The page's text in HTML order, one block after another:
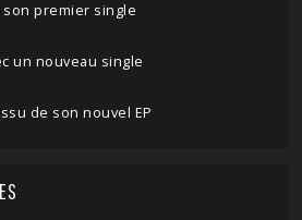
son premier single
un nouveau single
de son nouvel EP